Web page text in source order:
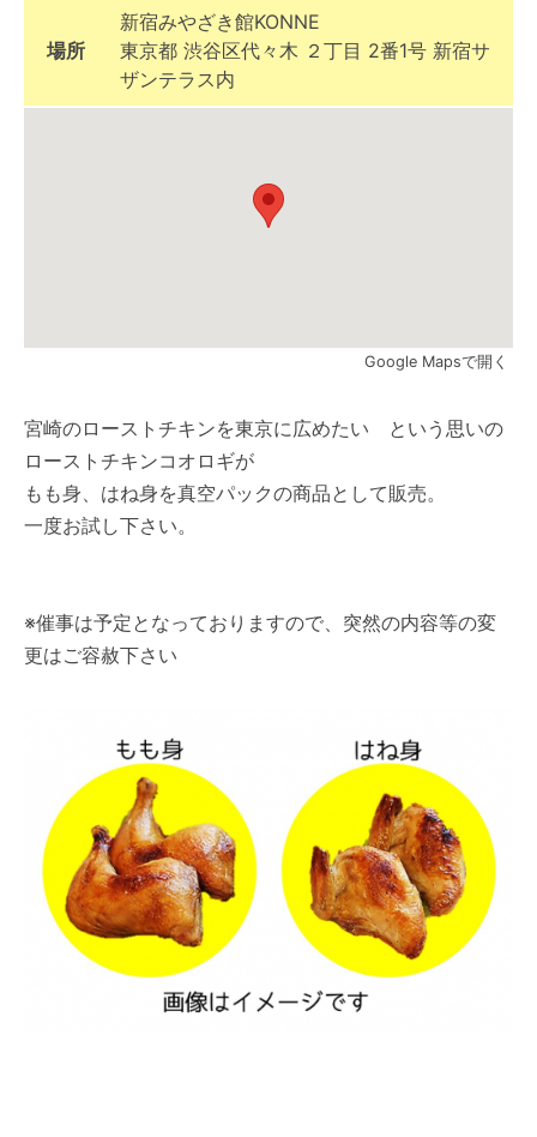
場所
新宿みやざき館KONNE
東京都 渋谷区代々木 ２丁目 2番1号 新宿サ
ザンテラス内
Google Mapsで開く
宮崎のローストチキンを東京に広めたい という思いの
ローストチキンコオロギが
もも身、はね身を真空パックの商品として販売。
一度お試し下さい。
※催事は予定となっておりますので、突然の内容等の変
更はご容赦下さい